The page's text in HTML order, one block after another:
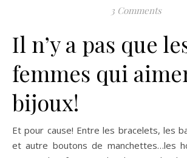
3 Comments
Il n’y a pas que
femmes qui
bijoux!
Et pour cause! Entre les bracelets, les bagues, les colliers
et autre boutons de manchettes…les